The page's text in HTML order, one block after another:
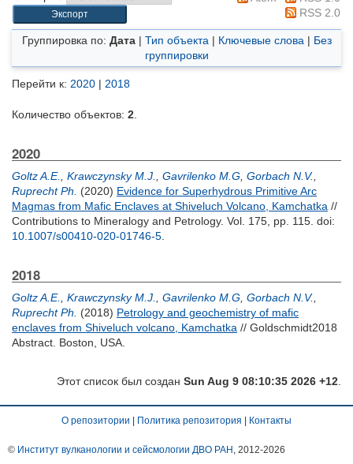
RSS 2.0
Группировка по: Дата| Тип объекта | Ключевые слова | Без
группировки
Перейти к: 2020 | 2018
Количество объектов: 2
2020
Goltz A.E. Krawczynsky M.J. Gavrilenko M.G Gorbach N.V.
Ruprecht Ph.
(2020) Evidence for Superhydrous Primitive Arc
Magmas from Mafic Enclaves at Shiveluch Volcano, Kamchatka //
Contributions to Mineralogy and Petrology. Vol. 175, pp. 115. doi:
10.1007/s00410-020-01746-5
2018
Goltz A.E. Krawczynsky M.J. Gavrilenko M.G Gorbach N.V.
Ruprecht Ph.
(2018) Petrology and geochemistry of mafic
enclaves from Shiveluch volcano, Kamchatka // Goldschmidt2018
Abstract. Boston, USA.
Этот список был создан Sun Aug 9 08:10:35 2026 +12
О репозитории Политика репозитория Контакты
© Институт вулканологии и сейсмологии ДВО РАН , 2012-2026